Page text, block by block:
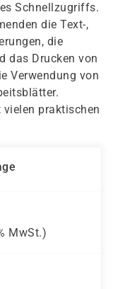
Schnellzugriffs.
die Text-,
die
das Drucken von
Verwendung von
vielen praktischen
MwSt.)